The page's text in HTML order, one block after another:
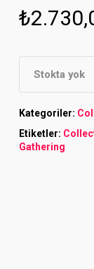
₺
Stokta yok
Kategoriler:
Etiketler:
Gathering